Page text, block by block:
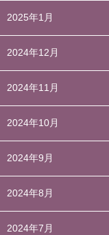
2025年1月
2024年12月
2024年11月
2024年10月
2024年9月
2024年8月
2024年7月